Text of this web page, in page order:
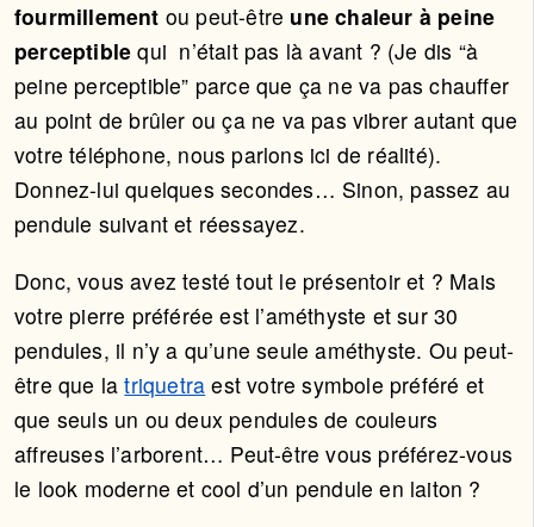
fourmillement ou peut-être une chaleur à peine
perceptible qui n’était pas là avant ? (Je dis “à
peine perceptible” parce que ça ne va pas chauffer
au point de brûler ou ça ne va pas vibrer autant que
votre téléphone, nous parlons ici de réalité).
Donnez-lui quelques secondes… Sinon, passez au
pendule suivant et réessayez.
Donc, vous avez testé tout le présentoir et ? Mais
votre pierre préférée est l’améthyste et sur 30
pendules, il n’y a qu’une seule améthyste. Ou peut-
être que latriquetra est votre symbole préféré et
que seuls un ou deux pendules de couleurs
affreuses l’arborent… Peut-être vous préférez-vous
le look moderne et cool d’un pendule en laiton ?